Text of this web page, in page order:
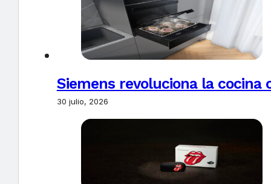
Siemens revoluciona la
30 julio, 2026